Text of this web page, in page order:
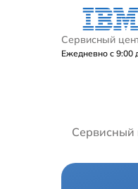
Сервисный
Ежедневно с 9:00
Сервисный